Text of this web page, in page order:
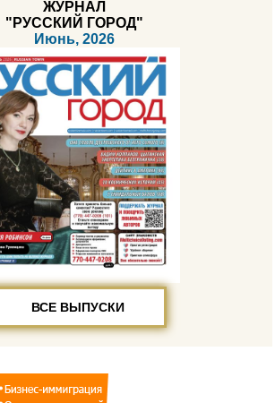
ЖУРНАЛ
"РУССКИЙ ГОРОД"
Июнь, 2026
ВСЕ ВЫПУСКИ